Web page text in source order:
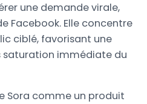
une demande virale,
Facebook. Elle concentre
ciblé, favorisant une
immédiate du
Sora comme un produit